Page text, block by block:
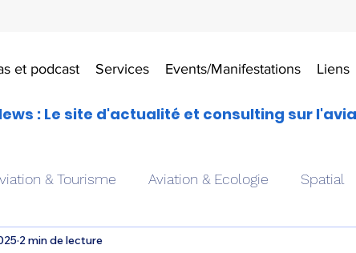
et podcast Services Events/Manifestations Liens
: Le site d'actualité et consulting sur
& Tourisme Aviation & Ecologie Spatial
Drones aériens
2 min de lecture